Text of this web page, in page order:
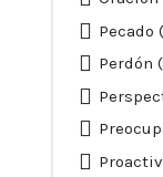
Pecado
Perdón